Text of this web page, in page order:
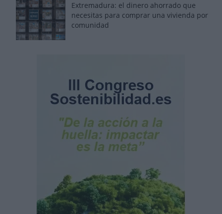
Extremadura: el dinero ahorrado que
necesitas para comprar una vivienda por
comunidad